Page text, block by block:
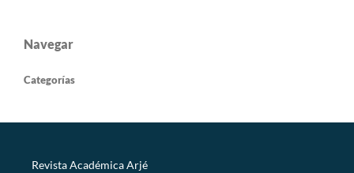
Navegar
Categorías
Revista Académica Arjé